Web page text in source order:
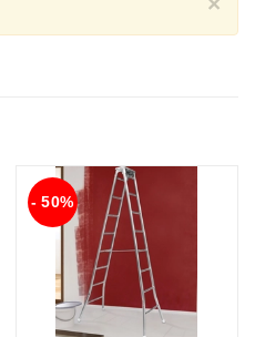
- 50%